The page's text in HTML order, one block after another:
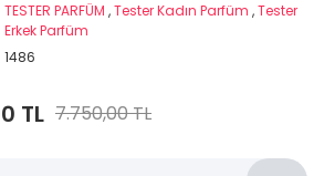
TESTER PARFÜM ,Tester Kadın Parfüm ,Tester
Erkek Parfüm
1486
TL 7.750,00 TL